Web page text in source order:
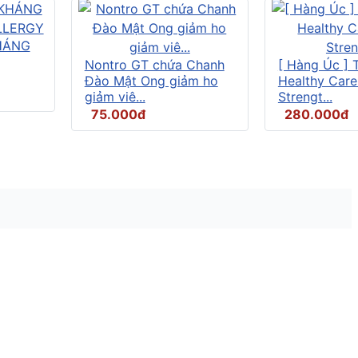
Nontro GT chứa Chanh
Đào Mật Ong giảm ho
giảm viê...
75.000đ
[ Hàng Úc ]
Healthy
Strengt...
280.000đ